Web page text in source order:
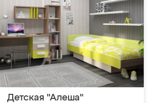
Детская "Алеша"